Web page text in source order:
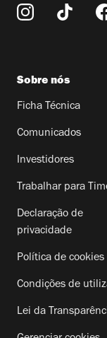
Sobre nós
Ficha Técnica
Comunicados
Investidores
Trabalhar para
Declaração de
privacidade
Política de cookies
Condições de
Lei da